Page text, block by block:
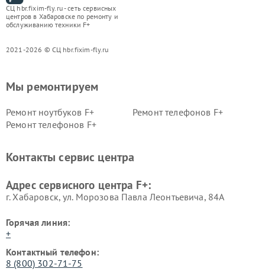
СЦ hbr.fixim-fly.ru - сеть сервисных
центров в Хабаровске по ремонту и
обслуживанию техники F+
2021-2026 © СЦ hbr.fixim-fly.ru
Мы ремонтируем
Ремонт ноутбуков F+
Ремонт телефонов F+
Ремонт телефонов F+
Контакты сервис центра
Адрес сервисного центра F+:
г. Хабаровск, ул. Морозова Павла Леонтьевича, 84А
Горячая линия:
+
Контактный телефон:
8 (800) 302-71-75